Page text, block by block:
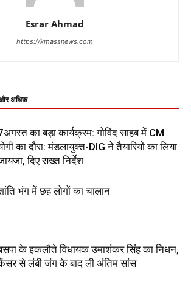
Esrar Ahmad
https://kmassnews.com
अधिक
का बड़ा कार्यक्रम: गोविंद साहब में CM
का दौरा: मंडलायुक्त-DIG ने तैयारियों का लिया
दिए सख्त निर्देश
भंग में छह लोगों का चालान
के इकलौते विधायक उमाशंकर सिंह का निधन,
से लंबी जंग के बाद ली अंतिम सांस